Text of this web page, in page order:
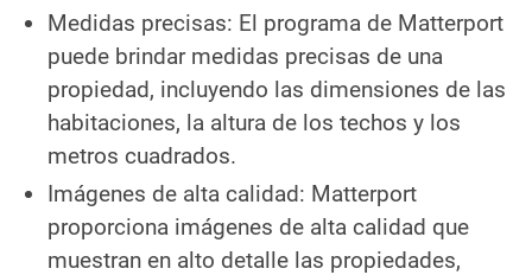
Medidas precisas: El programa de Matterport
puede brindar medidas precisas de una
propiedad, incluyendo las dimensiones de las
habitaciones, la altura de los techos y los
metros cuadrados.
Imágenes de alta calidad: Matterport
proporciona imágenes de alta calidad que
muestran en alto detalle las propiedades,